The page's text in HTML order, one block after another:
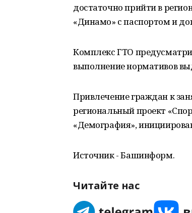
достаточно прийти в
«Динамо» с паспортом и
Комплекс ГТО
выполнение нормативов
Привлечение граждан к
региональный проект
«Демография»,
Источник - Башинформ.
Читайте нас